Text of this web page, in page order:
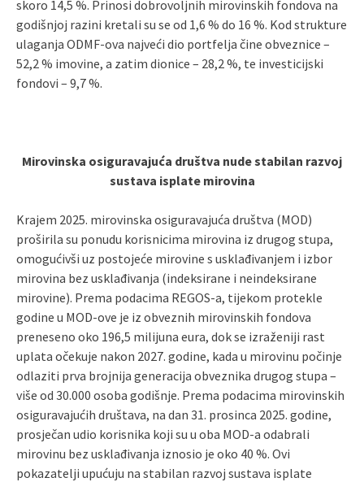
skoro 14,5 %. Prinosi dobrovoljnih mirovinskih fondova na
godišnjoj razini kretali su se od 1,6 % do 16 %. Kod strukture
ulaganja ODMF-ova najveći dio portfelja čine obveznice –
52,2 % imovine, a zatim dionice – 28,2 %, te investicijski
fondovi – 9,7 %.
Mirovinska osiguravajuća društva nude stabilan razvoj
sustava isplate mirovina
Krajem 2025. mirovinska osiguravajuća društva (MOD)
proširila su ponudu korisnicima mirovina iz drugog stupa,
omogućivši uz postojeće mirovine s usklađivanjem i izbor
mirovina bez usklađivanja (indeksirane i neindeksirane
mirovine). Prema podacima REGOS-a, tijekom protekle
godine u MOD-ove je iz obveznih mirovinskih fondova
preneseno oko 196,5 milijuna eura, dok se izraženiji rast
uplata očekuje nakon 2027. godine, kada u mirovinu počinje
odlaziti prva brojnija generacija obveznika drugog stupa –
više od 30.000 osoba godišnje. Prema podacima mirovinskih
osiguravajućih društava, na dan 31. prosinca 2025. godine,
prosječan udio korisnika koji su u oba MOD-a odabrali
mirovinu bez usklađivanja iznosio je oko 40 %. Ovi
pokazatelji upućuju na stabilan razvoj sustava isplate